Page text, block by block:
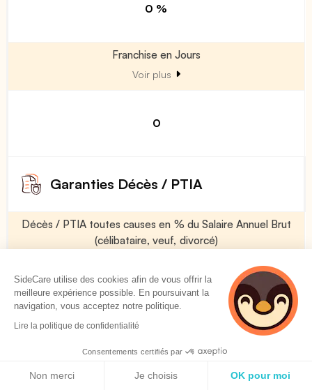
0 %
Franchise en Jours
Voir plus
0
Garanties Décès / PTIA
Décès / PTIA toutes causes en % du Salaire Annuel Brut
(célibataire, veuf, divorcé)
50 %
Décès / PTIA toutes causes en % du Salaire Annuel Brut
(marié)
SideCare utilise des cookies afin de vous offrir la
meilleure expérience possible. En poursuivant la
navigation, vous acceptez notre politique.
Lire la politique de confidentialité
Consentements certifiés par
Non merci Je choisis OK pour moi